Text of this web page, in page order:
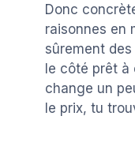
Donc
raisonnes en
sûrement
le côté prêt à
change un
le prix, tu